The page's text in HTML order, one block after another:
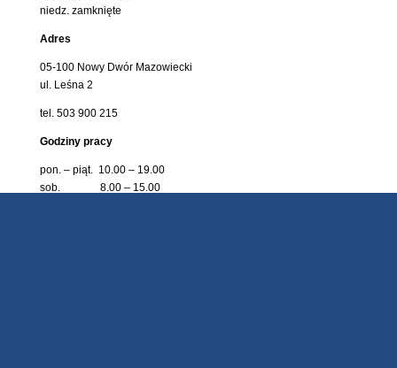
niedz. zamknięte
Adres
05-100 Nowy Dwór Mazowiecki
ul. Leśna 2
tel. 503 900 215
Godziny pracy
pon. – piąt. 10.00 – 19.00
sob. 8.00 – 15.00